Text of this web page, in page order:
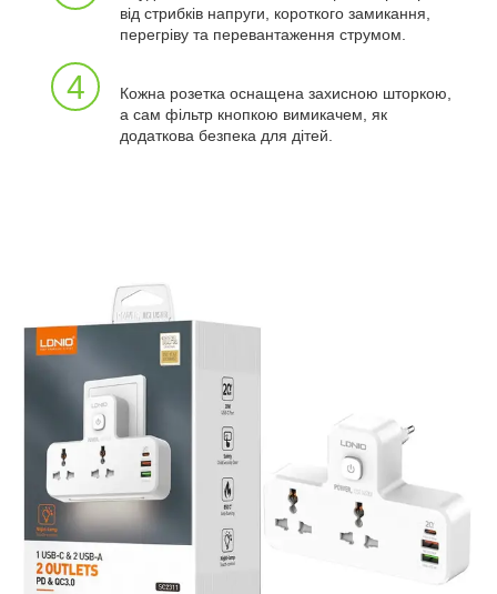
від стрибків напруги, короткого замикання,
перегріву та перевантаження струмом.
4
Кожна розетка оснащена захисною шторкою,
а сам фільтр кнопкою вимикачем, як
додаткова безпека для дітей.